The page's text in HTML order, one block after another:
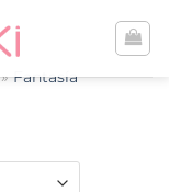
Fantasía